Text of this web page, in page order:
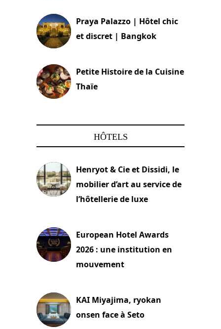
Praya Palazzo | Hôtel chic
et discret | Bangkok
Petite Histoire de la Cuisine
Thaïe
HÔTELS
Henryot & Cie et Dissidi, le
mobilier d’art au service de
l’hôtellerie de luxe
European Hotel Awards
2026 : une institution en
mouvement
KAI Miyajima, ryokan
onsen face à Seto